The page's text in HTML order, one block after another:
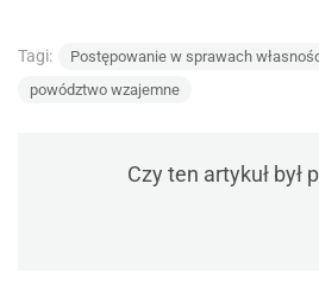
Tagi:
Postępowanie w sprawach
powództwo wzajemne
Czy ten artykuł był